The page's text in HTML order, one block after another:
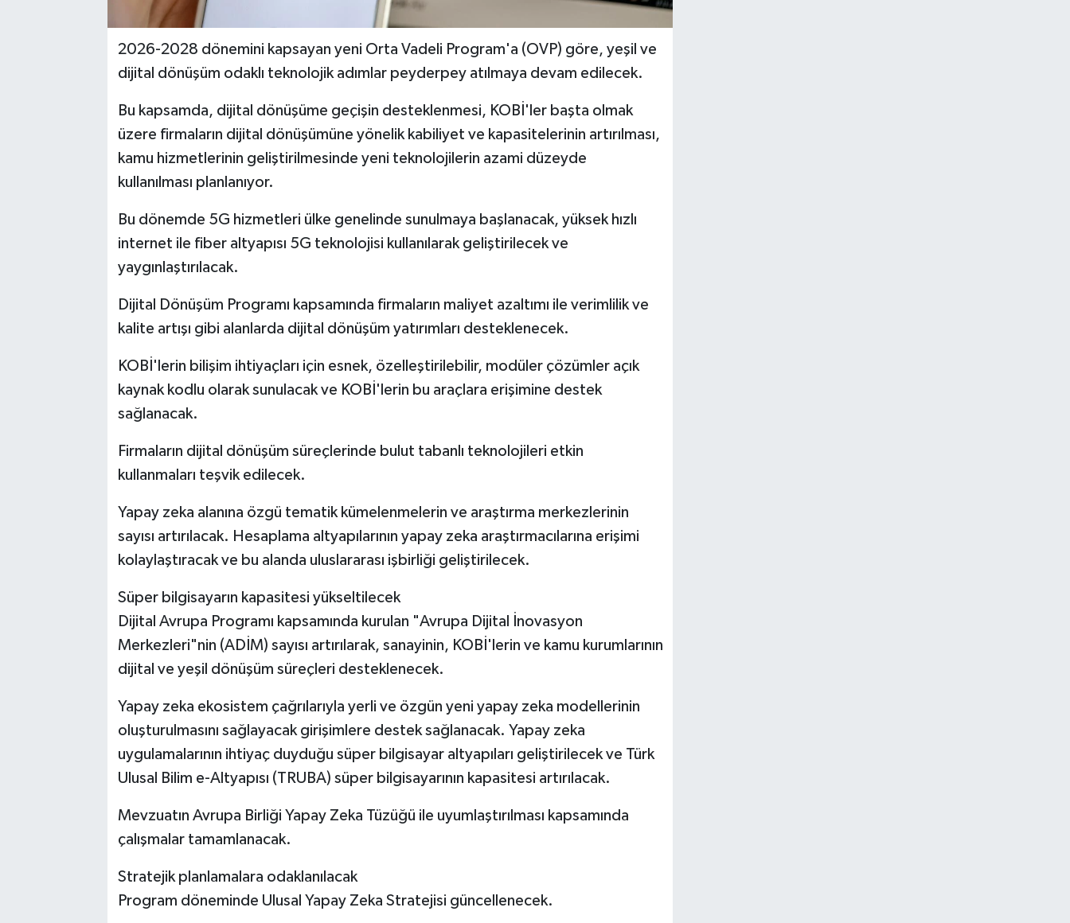
2026-2028 dönemini kapsayan yeni Orta Vadeli Program'a (OVP) göre, yeşil ve
dijital dönüşüm odaklı teknolojik adımlar peyderpey atılmaya devam edilecek.
Bu kapsamda, dijital dönüşüme geçişin desteklenmesi, KOBİ'ler başta olmak
üzere firmaların dijital dönüşümüne yönelik kabiliyet ve kapasitelerinin artırılması,
kamu hizmetlerinin geliştirilmesinde yeni teknolojilerin azami düzeyde
kullanılması planlanıyor.
Bu dönemde 5G hizmetleri ülke genelinde sunulmaya başlanacak, yüksek hızlı
internet ile fiber altyapısı 5G teknolojisi kullanılarak geliştirilecek ve
yaygınlaştırılacak.
Dijital Dönüşüm Programı kapsamında firmaların maliyet azaltımı ile verimlilik ve
kalite artışı gibi alanlarda dijital dönüşüm yatırımları desteklenecek.
KOBİ'lerin bilişim ihtiyaçları için esnek, özelleştirilebilir, modüler çözümler açık
kaynak kodlu olarak sunulacak ve KOBİ'lerin bu araçlara erişimine destek
sağlanacak.
Firmaların dijital dönüşüm süreçlerinde bulut tabanlı teknolojileri etkin
kullanmaları teşvik edilecek.
Yapay zeka alanına özgü tematik kümelenmelerin ve araştırma merkezlerinin
sayısı artırılacak. Hesaplama altyapılarının yapay zeka araştırmacılarına erişimi
kolaylaştıracak ve bu alanda uluslararası işbirliği geliştirilecek.
Süper bilgisayarın kapasitesi yükseltilecek
Dijital Avrupa Programı kapsamında kurulan "Avrupa Dijital İnovasyon
Merkezleri"nin (ADİM) sayısı artırılarak, sanayinin, KOBİ'lerin ve kamu kurumlarının
dijital ve yeşil dönüşüm süreçleri desteklenecek.
Yapay zeka ekosistem çağrılarıyla yerli ve özgün yeni yapay zeka modellerinin
oluşturulmasını sağlayacak girişimlere destek sağlanacak. Yapay zeka
uygulamalarının ihtiyaç duyduğu süper bilgisayar altyapıları geliştirilecek ve Türk
Ulusal Bilim e-Altyapısı (TRUBA) süper bilgisayarının kapasitesi artırılacak.
Mevzuatın Avrupa Birliği Yapay Zeka Tüzüğü ile uyumlaştırılması kapsamında
çalışmalar tamamlanacak.
Stratejik planlamalara odaklanılacak
Program döneminde Ulusal Yapay Zeka Stratejisi güncellenecek.